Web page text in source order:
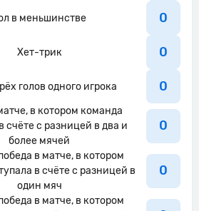
мяча: Англия: 68%, Новая
32%.
вперед с потенциально
нанес удар, но тот
успешно блокирует
выполняет отбор и
мячом для своей
в меньшинстве 0
Хет-трик 0
голов одного игрока 0
в котором команда
счёте с разницей в два и
более мячей
0
в матче, в котором
в счёте с разницей в
один мяч
0
в матче, в котором